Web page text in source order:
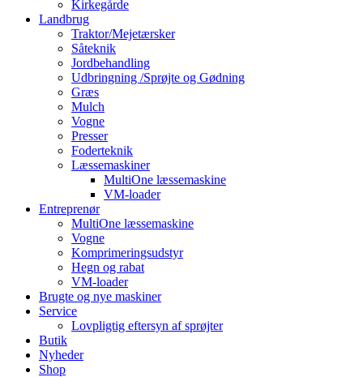
Kirkegårde
Landbrug
Traktor/Mejetærsker
Såteknik
Jordbehandling
Udbringning /Sprøjte og Gødning
Græs
Mulch
Vogne
Presser
Foderteknik
Læssemaskiner
MultiOne læssemaskine
VM-loader
Entreprenør
MultiOne læssemaskine
Vogne
Komprimeringsudstyr
Hegn og rabat
VM-loader
Brugte og nye maskiner
Service
Lovpligtig eftersyn af sprøjter
Butik
Nyheder
Shop